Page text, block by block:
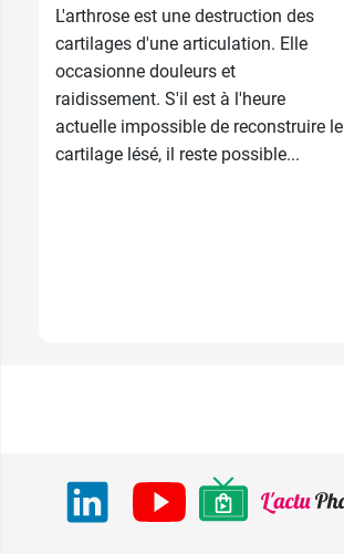
L'arthrose est une destruction des
cartilages d'une articulation. Elle
occasionne douleurs et
raidissement. S'il est à l'heure
actuelle impossible de reconstruire le
cartilage lésé, il reste possible...